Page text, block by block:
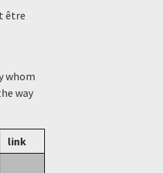
être
whom
way
link